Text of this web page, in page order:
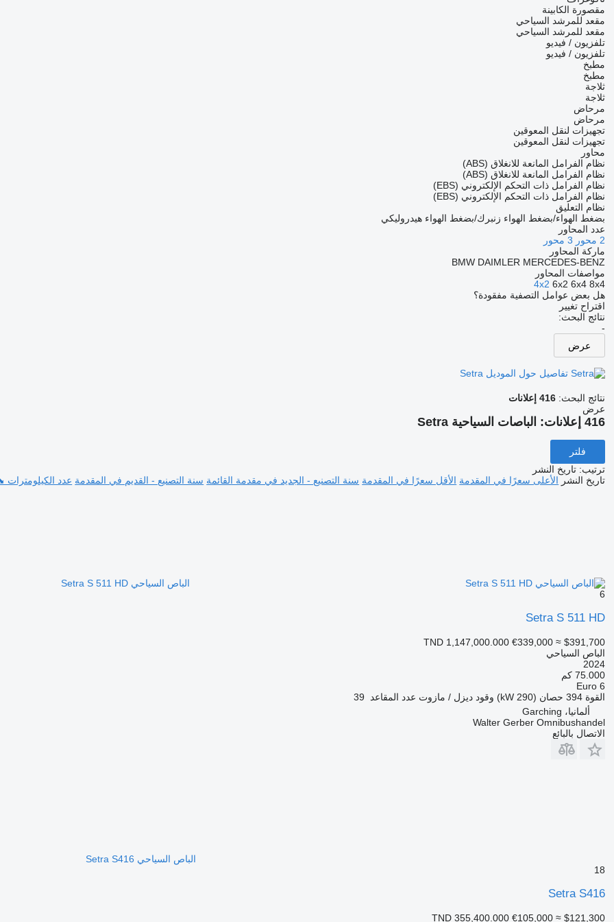
مقصورة الكابينة
مقعد للمرشد السياحي
مقعد للمرشد السياحي
تلفزيون / فيديو
تلفزيون / فيديو
مطبخ
مطبخ
ثلاجة
ثلاجة
مرحاض
مرحاض
تجهيزات لنقل المعوقين
تجهيزات لنقل المعوقين
محاور
نظام الفرامل المانعة للانغلاق (ABS)
نظام الفرامل المانعة للانغلاق (ABS)
نظام الفرامل ذات التحكم الإلكتروني (EBS)
نظام الفرامل ذات التحكم الإلكتروني (EBS)
نظام التعليق
بضغط الهواء/بضغط الهواء زنبرك/بضغط الهواء هيدروليكي
عدد المحاور
2 محور
3 محور
ماركة المحاور
BMW DAIMLER MERCEDES-BENZ
مواصفات المحاور
4x2 6x2 6x4 8x4
هل بعض عوامل التصفية مفقودة؟
اقتراح تغيير
نتائج البحث:
-
عرض
تفاصيل حول الموديل Setra
نتائج البحث: 416 إعلانات
عرض
416 إعلانات: الباصات السياحية Setra
فلتر
ترتيب: تاريخ النشر
تاريخ النشر الأعلى سعرًا في المقدمة الأقل سعرًا في المقدمة سنة التصنيع - الجديد في مقدمة القائمة سنة التصنيع - القديم في المقدمة عدد الكيلومترات
الباص السياحي Setra S 511 HD
6
Setra S 511 HD
TND 1,147,000.000 €339,000 ≈ $391,700
الباص السياحي
2024
75.000 كم
Euro 6
القوة 394 حصان (290 kW) وقود ديزل / مازوت عدد المقاعد
39
ألمانيا، Garching
Walter Gerber Omnibushandel
الاتصال بالبائع
الباص السياحي Setra S416
18
Setra S416
TND 355,400.000 €105,000 ≈ $121,300